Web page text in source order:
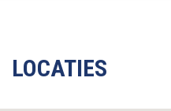
LOCATIES